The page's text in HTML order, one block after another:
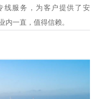
线服务，为客户提供了安
内一直，值得信赖。